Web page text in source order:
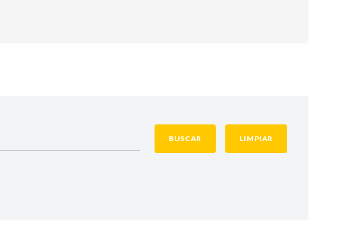
BUSCAR LIMPIAR